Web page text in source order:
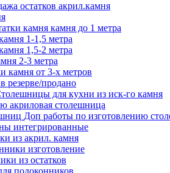
остатков акрил.камня
камня камня до 1 метра
1-1,5 метра
1,5-2 метра
2-3 метра
камня от 3-х метров
резерве/продано
для кухни из иск-го камня
акриловая столешница
Доп работы по изготовлению
интегрированные
из акрил. камня
изготовление
из остатков
подоконников